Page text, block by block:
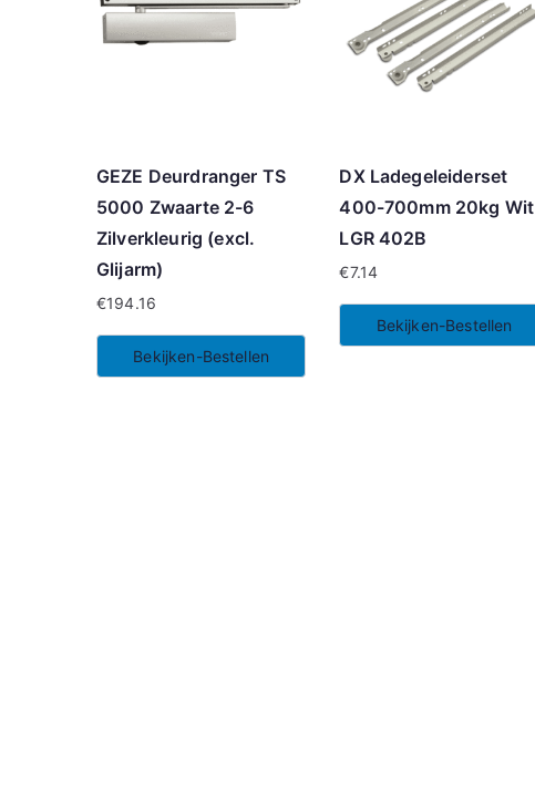
GEZE Deurdranger TS
5000 Zwaarte 2-6
Zilverkleurig (excl.
Glijarm)
€194.16
Bekijken-Bestellen
DX Ladegeleiderset
400-700mm 20kg Wit
LGR 402B
€7.14
Bekijken-Bestellen